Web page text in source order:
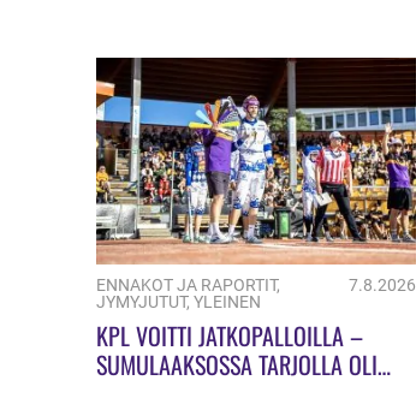
ENNAKOT JA RAPORTIT,
JYMYJUTUT, YLEINEN
7.8.2026
KPL VOITTI JATKOPALLOILLA –
SUMULAAKSOSSA TARJOLLA OLI